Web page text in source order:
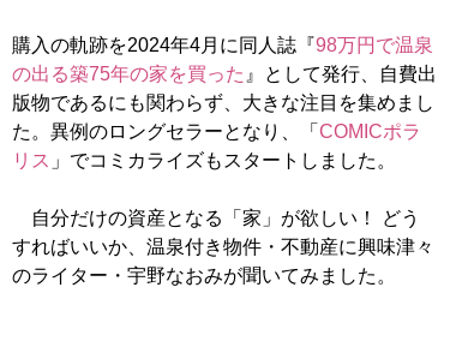
購入の軌跡を2024年4月に同人誌『98万円で温泉
の出る築75年の家を買った 』として発行、自費出
版物であるにも関わらず、大きな注目を集めまし
た。異例のロングセラーとなり、「 COMICポラ
リス 」でコミカライズもスタートしました。
自分だけの資産となる「家」が欲しい！ どう
すればいいか、温泉付き物件・不動産に興味津々
のライター・宇野なおみが聞いてみました。